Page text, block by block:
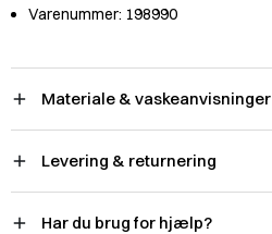
Varenummer: 198990
Materiale & vaskeanvisninger
Levering & returnering
Har du brug for hjælp?